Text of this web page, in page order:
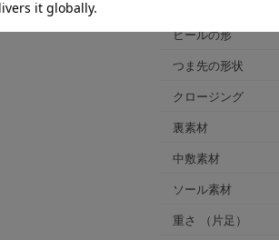
ヒールの形
つま先の形状
クロージング
裏素材
中敷素材
ソール素材
重さ
（片足）